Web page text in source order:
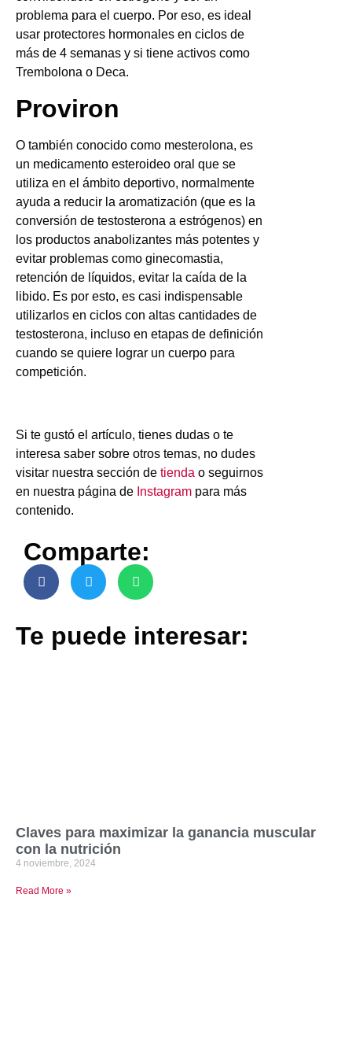
problema para el cuerpo. Por eso, es ideal
usar protectores hormonales en ciclos de
más de 4 semanas y si tiene activos como
Trembolona o Deca.
Proviron
O también conocido como mesterolona, es
un medicamento esteroideo oral que se
utiliza en el ámbito deportivo, normalmente
ayuda a reducir la aromatización (que es la
conversión de testosterona a estrógenos) en
los productos anabolizantes más potentes y
evitar problemas como ginecomastia,
retención de líquidos, evitar la caída de la
libido. Es por esto, es casi indispensable
utilizarlos en ciclos con altas cantidades de
testosterona, incluso en etapas de definición
cuando se quiere lograr un cuerpo para
competición.
Si te gustó el artículo, tienes dudas o te
interesa saber sobre otros temas, no dudes
visitar nuestra sección de tienda o seguirnos
en nuestra página de Instagram para más
contenido.
Comparte:
Te puede interesar:
Claves para maximizar la ganancia muscular
con la nutrición
4 noviembre, 2024
Read More »